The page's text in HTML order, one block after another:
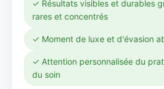
✓ Résultats visibles et durables
rares et concentrés
✓ Moment de luxe et d'évasion
✓ Attention personnalisée du
du soin